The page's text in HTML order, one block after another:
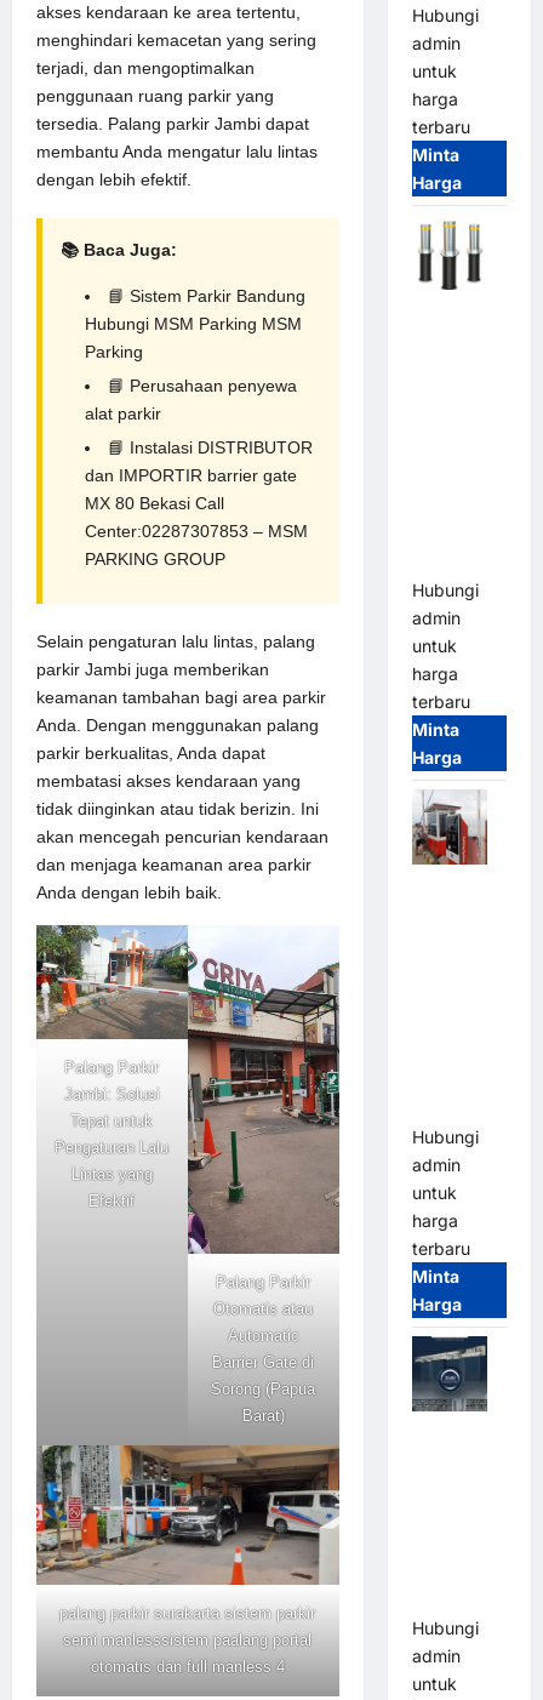
akses kendaraan ke area tertentu,
menghindari kemacetan yang sering
terjadi, dan mengoptimalkan
penggunaan ruang parkir yang
tersedia. Palang parkir Jambi dapat
membantu Anda mengatur lalu lintas
dengan lebih efektif.
📚 Baca Juga:
📘 Sistem Parkir Bandung
Hubungi MSM Parking MSM
Parking
📘 Perusahaan penyewa
alat parkir
📘 Instalasi DISTRIBUTOR
dan IMPORTIR barrier gate
MX 80 Bekasi Call
Center:02287307853 – MSM
PARKING GROUP
Selain pengaturan lalu lintas, palang
parkir Jambi juga memberikan
keamanan tambahan bagi area parkir
Anda. Dengan menggunakan palang
parkir berkualitas, Anda dapat
membatasi akses kendaraan yang
tidak diinginkan atau tidak berizin. Ini
akan mencegah pencurian kendaraan
dan menjaga keamanan area parkir
Anda dengan lebih baik.
Palang Parkir
Jambi: Solusi
Tepat untuk
Pengaturan Lalu
Lintas yang
Efektif
Palang Parkir
Otomatis atau
Automatic
Barrier Gate di
Sorong (Papua
Barat)
palang parkir surakarta sistem parkir
semi manlesssistem paalang portal
otomatis dan full manless 4
Hubungi
admin
untuk
harga
terbaru
Minta
Harga
Hubungi
admin
untuk
harga
terbaru
Minta
Harga
Hubungi
admin
untuk
harga
terbaru
Minta
Harga
Hubungi
admin
untuk